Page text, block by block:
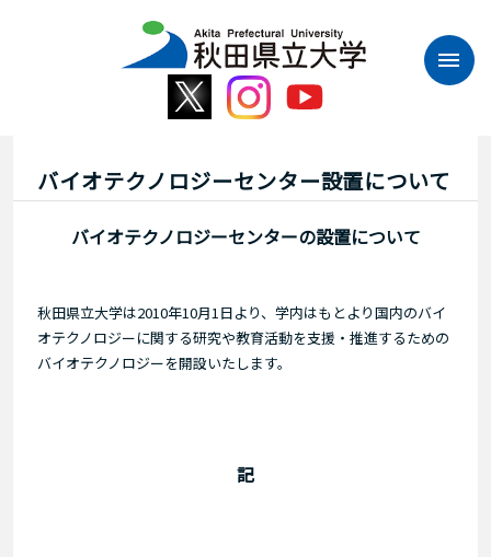
バイオテクノロジーセンター設置について
バイオテクノロジーセンターの設置について
秋田県立大学は2010年10月1日より、学内はもとより国内のバイ
オテクノロジーに関する研究や教育活動を支援・推進するための
バイオテクノロジーを開設いたします。
記